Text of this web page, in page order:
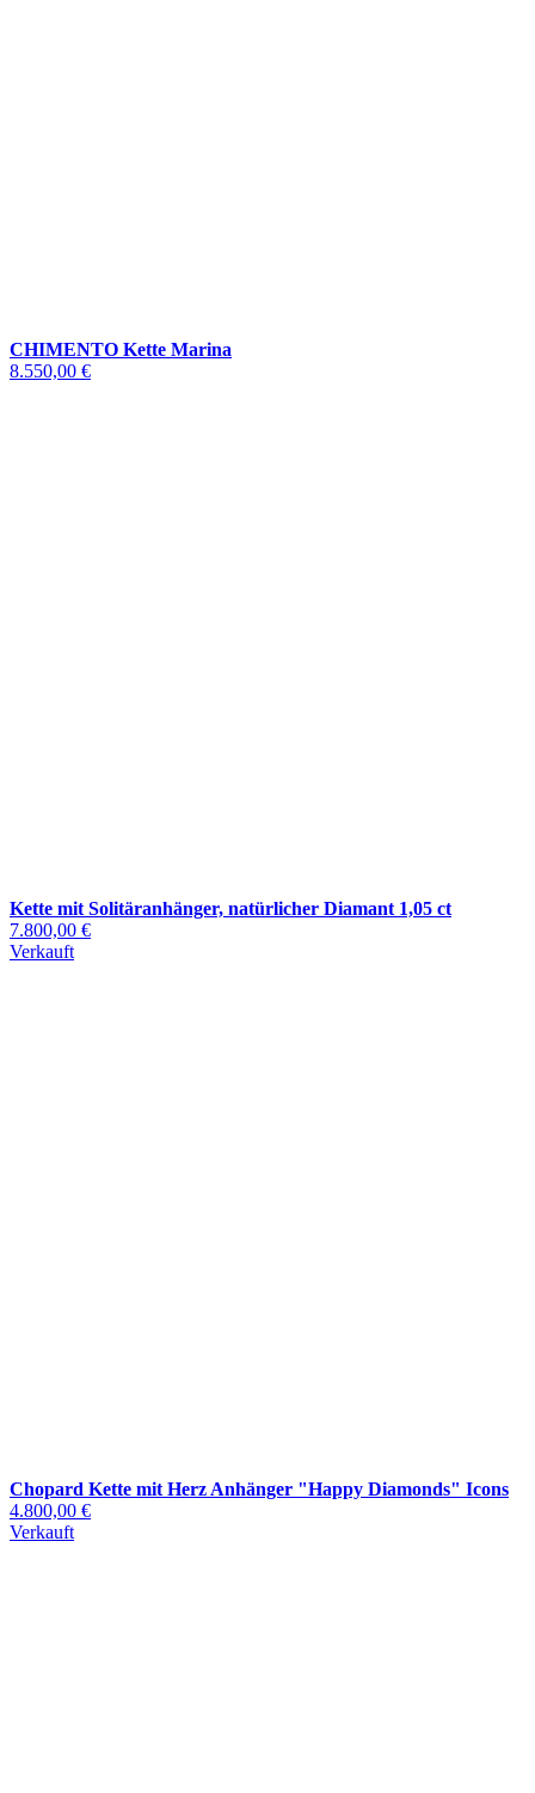
CHIMENTO Kette Marina
8.550,00 €
Kette mit Solitäranhänger, natürlicher Diamant 1,05 ct
7.800,00 €
Verkauft
Chopard Kette mit Herz Anhänger "Happy Diamonds" Icons
4.800,00 €
Verkauft